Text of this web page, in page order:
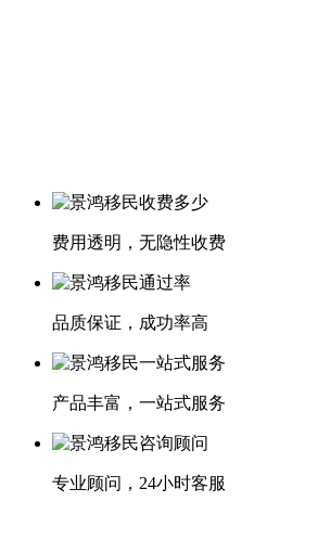
费用透明，无隐性收费
品质保证，成功率高
产品丰富，一站式服务
专业顾问，24小时客服